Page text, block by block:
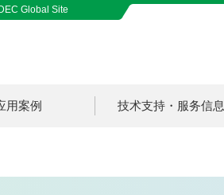
Global Site
用案例 技术支持・服务信息